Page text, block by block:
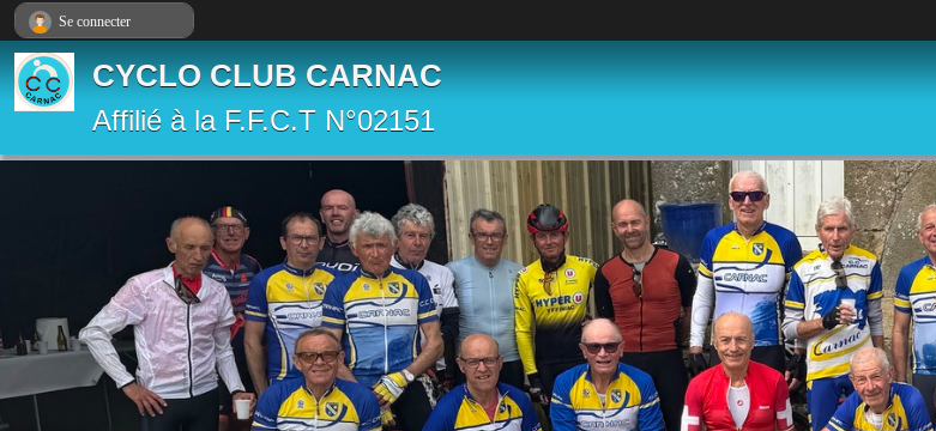
CYCLO CLUB CARNAC
Affilié à la F.F.C.T N°02151
Se connecter
Panneau de gestion des cookies